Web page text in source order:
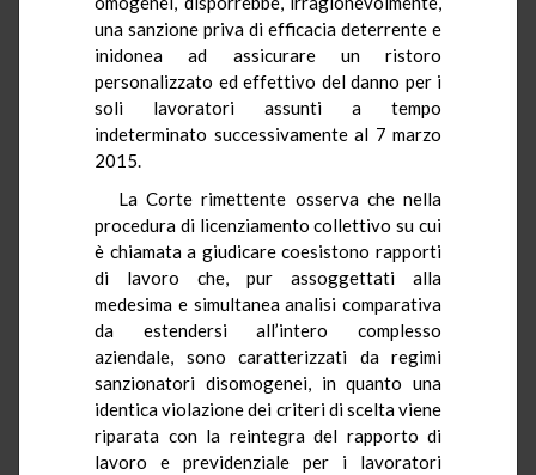
una sanzione priva di efficacia deterrente e
inidonea ad assicurare un ristoro
personalizzato ed effettivo del danno per i
soli lavoratori assunti a tempo
indeterminato successivamente al 7 marzo
2015.
La Corte rimettente osserva che nella
procedura di licenziamento collettivo su cui
è chiamata a giudicare coesistono rapporti
di lavoro che, pur assoggettati alla
medesima e simultanea analisi comparativa
da estendersi all’intero complesso
aziendale, sono caratterizzati da regimi
sanzionatori disomogenei, in quanto una
identica violazione dei criteri di scelta viene
riparata con la reintegra del rapporto di
lavoro e previdenziale per i lavoratori